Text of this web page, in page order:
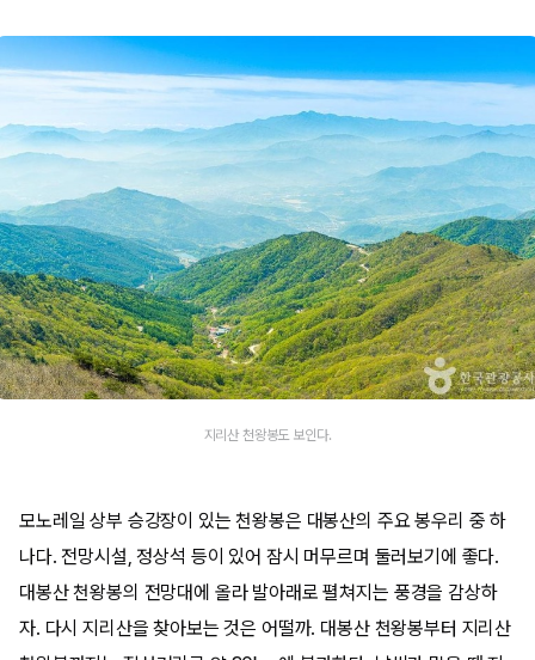
지리산 천왕봉도 보인다.
모노레일 상부 승강장이 있는 천왕봉은 대봉산의 주요 봉우리 중 하
나다. 전망시설, 정상석 등이 있어 잠시 머무르며 둘러보기에 좋다.
대봉산 천왕봉의 전망대에 올라 발아래로 펼쳐지는 풍경을 감상하
자. 다시 지리산을 찾아보는 것은 어떨까. 대봉산 천왕봉부터 지리산